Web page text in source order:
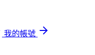
我的帳號